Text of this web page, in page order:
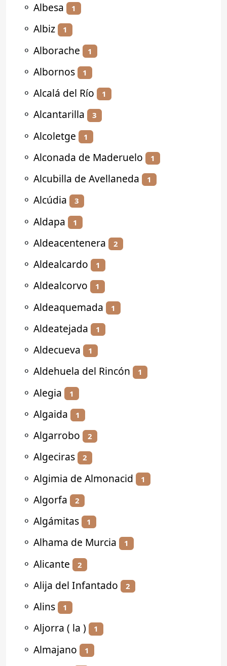
⚬ Albesa 1
⚬ Albiz 1
⚬ Alborache 1
⚬ Albornos 1
⚬ Alcalá del Río 1
⚬ Alcantarilla 3
⚬ Alcoletge 1
⚬ Alconada de Maderuelo 1
⚬ Alcubilla de Avellaneda 1
⚬ Alcúdia 3
⚬ Aldapa 1
⚬ Aldeacentenera 2
⚬ Aldealcardo 1
⚬ Aldealcorvo 1
⚬ Aldeaquemada 1
⚬ Aldeatejada 1
⚬ Aldecueva 1
⚬ Aldehuela del Rincón 1
⚬ Alegia 1
⚬ Algaida 1
⚬ Algarrobo 2
⚬ Algeciras 2
⚬ Algimia de Almonacid 1
⚬ Algorfa 2
⚬ Algámitas 1
⚬ Alhama de Murcia 1
⚬ Alicante 2
⚬ Alija del Infantado 2
⚬ Alins 1
⚬ Aljorra ( la ) 1
⚬ Almajano 1